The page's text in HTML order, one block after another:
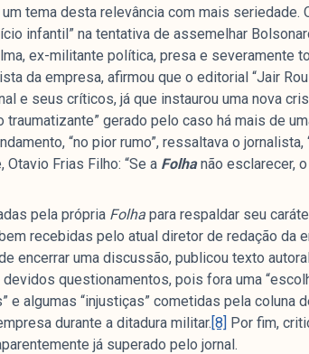
tema desta relevância com mais seriedade.
infantil” na tentativa de assemelhar
ex-militante política, presa e severamente
da empresa, afirmou que o editorial “Jair
e seus críticos, já que instaurou uma nova
traumatizante” gerado pelo caso há mais de
“no pior rumo”, ressaltava o
Frias Filho: “Se a Folhanão esclarecer, o
pela própria Folha para respaldar seu
recebidas pelo atual diretor de redação da
encerrar uma discussão, publicou texto
questionamentos, pois fora uma
e algumas “injustiças” cometidas pela
durante a ditadura militar.[8] Por fim,
já superado pelo jornal.